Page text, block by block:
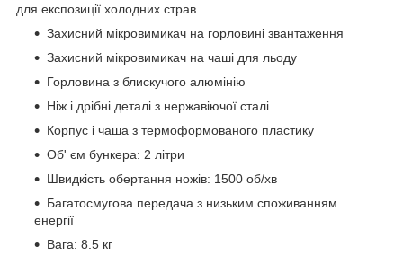
для експозиції холодних страв.
Захисний мікровимикач на горловині звантаження
Захисний мікровимикач на чаші для льоду
Горловина з блискучого алюмінію
Ніж і дрібні деталі з нержавіючої сталі
Корпус і чаша з термоформованого пластику
Об' єм бункера: 2 літри
Швидкість обертання ножів: 1500 об/хв
Багатосмугова передача з низьким споживанням
енергії
Вага: 8.5 кг